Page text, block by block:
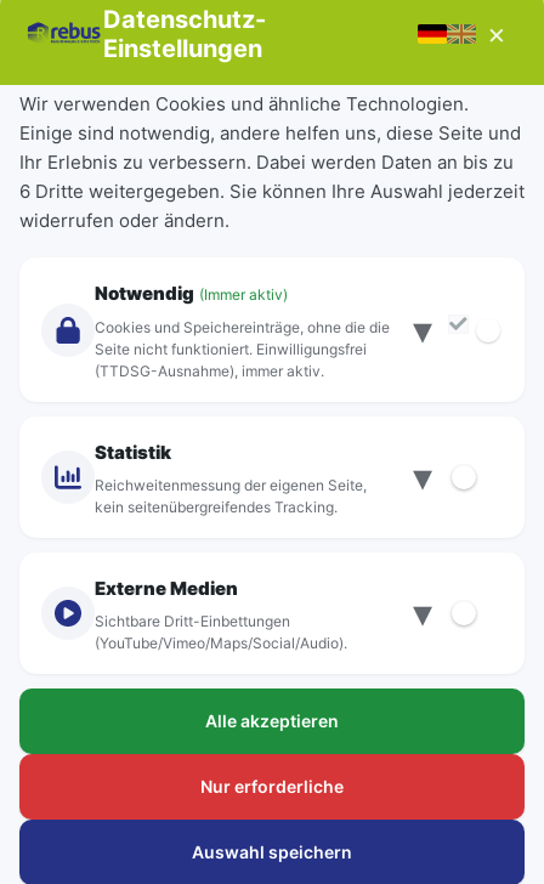
Störungen
Tickets & Tarife
Deutschlandticket
Schülerkarte
Einzeltickets
Abonnements
Über Rebus
Standorte
© rebus Regionalbus Rostock GmbH
Datenschutz-
Einstellungen
×
Wir verwenden Cookies und ähnliche Technologien.
Einige sind notwendig, andere helfen uns, diese Seite und
Ihr Erlebnis zu verbessern. Dabei werden Daten an bis zu
6 Dritte weitergegeben. Sie können Ihre Auswahl jederzeit
widerrufen oder ändern.
Notwendig (Immer aktiv)
Cookies und Speichereinträge, ohne die die
Seite nicht funktioniert. Einwilligungsfrei
(TTDSG-Ausnahme), immer aktiv.
▾
Statistik
Reichweitenmessung der eigenen Seite,
kein seitenübergreifendes Tracking.
▾
Externe Medien
Sichtbare Dritt-Einbettungen
(YouTube/Vimeo/Maps/Social/Audio).
▾
Alle akzeptieren
Nur erforderliche
Auswahl speichern